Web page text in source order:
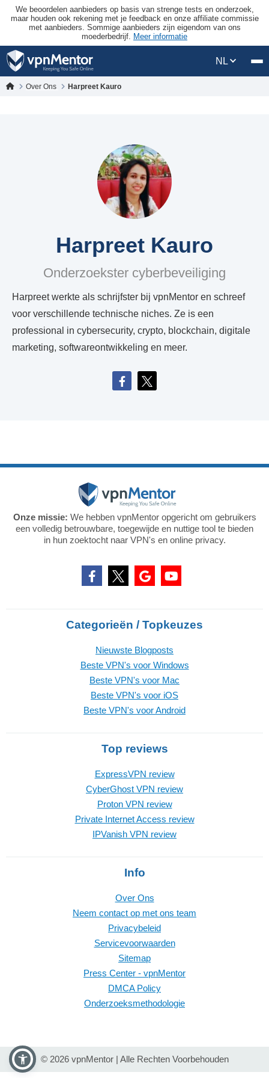
We beoordelen aanbieders op basis van strenge tests en onderzoek,
maar houden ook rekening met je feedback en onze affiliate commissie
met aanbieders. Sommige aanbieders zijn eigendom van ons
moederbedrijf. Meer informatie
NL
Over Ons Harpreet Kauro
Harpreet Kauro
Onderzoekster cyberbeveiliging
Harpreet werkte als schrijfster bij vpnMentor en schreef
voor verschillende technische niches. Ze is een
professional in cybersecurity, crypto, blockchain, digitale
marketing, softwareontwikkeling en meer.
Onze missie: We hebben vpnMentor opgericht om gebruikers
een volledig betrouwbare, toegewijde en nuttige tool te bieden
in hun zoektocht naar VPN's en online privacy.
Categorieën / Topkeuzes
Nieuwste Blogposts
Beste VPN's voor Windows
Beste VPN's voor Mac
Beste VPN's voor iOS
Beste VPN's voor Android
Top reviews
ExpressVPN review
CyberGhost VPN review
Proton VPN review
Private Internet Access review
IPVanish VPN review
Info
Over Ons
Neem contact op met ons team
Privacybeleid
Servicevoorwaarden
Sitemap
Press Center - vpnMentor
DMCA Policy
Onderzoeksmethodologie
© 2026 vpnMentor | Alle Rechten Voorbehouden